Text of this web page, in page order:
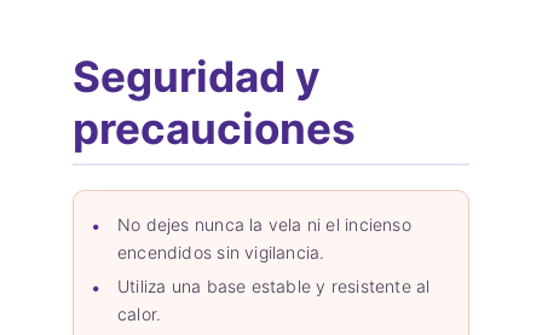
Seguridad y
precauciones
No dejes nunca la vela ni el incienso
encendidos sin vigilancia.
Utiliza una base estable y resistente al
calor.